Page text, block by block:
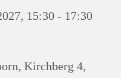
15:30 - 17:30
Kirchberg 4,